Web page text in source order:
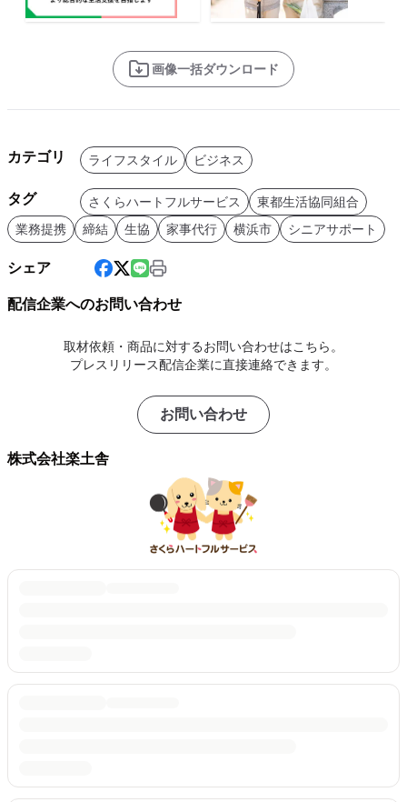
画像一括ダウンロード
カテゴリ ライフスタイル ビジネス
タグ さくらハートフルサービス
東都生活協同組合
業務提携
締結 生協 家事代行 横浜市 シニアサポート
シェア
配信企業へのお問い合わせ
取材依頼・商品に対するお問い合わせはこちら。
プレスリリース配信企業に直接連絡できます。
お問い合わせ
株式会社楽土舎